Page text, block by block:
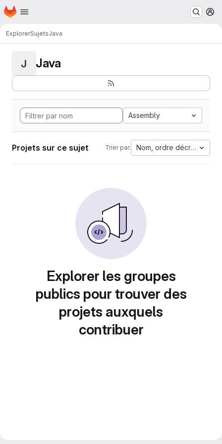
Passer au contenu principal
Page d'accueil
ExplorerSujetsJava
J Java
Assembly
Projets sur ce sujet Trier par: Nom, ordre décroissant
Explorer les groupes
publics pour trouver des
projets auxquels
contribuer